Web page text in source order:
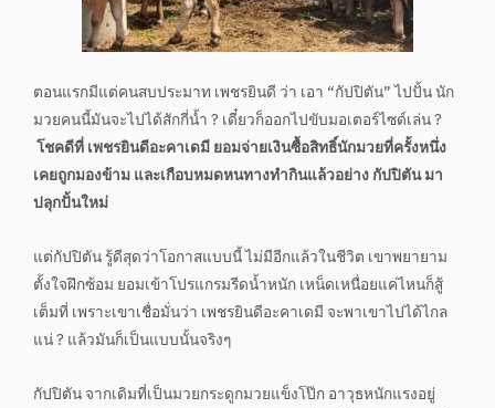
ตอนแรกมีแต่คนสบประมาท เพชรยินดี ว่า เอา “กัปปิตัน” ไปปั้น นัก
มวยคนนี้มันจะไปได้สักกี่น้ำ ? เดี๋ยวก็ออกไปขับมอเตอร์ไซด์เล่น ?
โชคดีที่ เพชรยินดีอะคาเดมี ยอมจ่ายเงินซื้อสิทธิ์นักมวยที่ครั้งหนึ่ง
เคยถูกมองข้าม และเกือบหมดหนทางทำกินแล้วอย่าง กัปปิตัน มา
ปลุกปั้นใหม่
แต่กัปปิตัน รู้ดีสุดว่าโอกาสแบบนี้ ไม่มีอีกแล้วในชีวิต เขาพยายาม
ตั้งใจฝึกซ้อม ยอมเข้าโปรแกรมรีดน้ำหนัก เหน็ดเหนื่อยแค่ไหนก็สู้
เต็มที่ เพราะเขาเชื่อมั่นว่า เพชรยินดีอะคาเดมี จะพาเขาไปได้ไกล
แน่ ? แล้วมันก็เป็นแบบนั้นจริงๆ
กัปปิตัน จากเดิมที่เป็นมวยกระดูกมวยแข็งโป๊ก อาวุธหนักแรงอยู่